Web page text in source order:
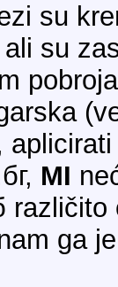
su
su
MI
ga